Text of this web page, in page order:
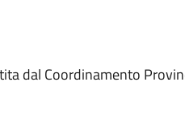
dal Coordinamento